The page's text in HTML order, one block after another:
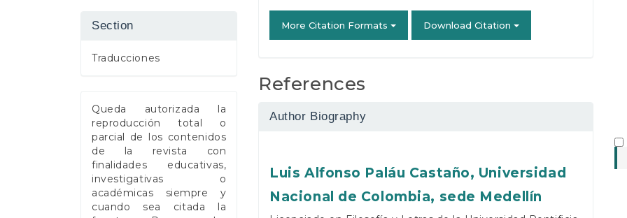
Section
Traducciones
Queda autorizada la
reproducción total o
parcial de los contenidos
de la revista con
finalidades educativas,
investigativas o
académicas siempre y
cuando sea citada la
More Citation Formats Download Citation
References
Author Biography
Luis Alfonso Paláu Castaño, Universidad
Nacional de Colombia, sede Medellín